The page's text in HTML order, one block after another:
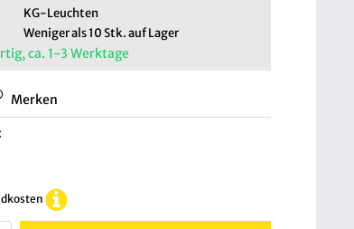
KG-Leuchten
Weniger als 10 Stk. auf Lager
ca. 1-3 Werktage
Merken